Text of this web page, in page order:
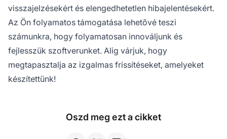
visszajelzésekért és elengedhetetlen hibajelentésekért.
Az Ön folyamatos támogatása lehetővé teszi
számunkra, hogy folyamatosan innováljunk és
fejlesszük szoftverunket. Alig várjuk, hogy
megtapasztalja az izgalmas frissítéseket, amelyeket
készítettünk!
Oszd meg ezt a cikket